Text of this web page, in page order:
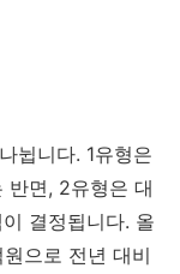
뉩니다. 1유형은
반면, 2유형은 대
결정됩니다. 올
으로 전년 대비